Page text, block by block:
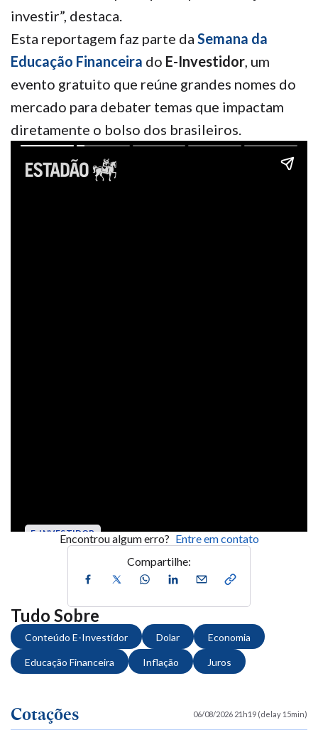
investir”, destaca.
Esta reportagem faz parte da Semana da
Educação Financeira do E-Investidor, um
evento gratuito que reúne grandes nomes do
mercado para debater temas que impactam
diretamente o bolso dos brasileiros.
Encontrou algum erro? Entre em contato
Compartilhe:
Tudo Sobre
Conteúdo E-Investidor Dolar Economia
Educação Financeira Inflação Juros
Cotações 06/08/2026 21h19 (delay 15min)